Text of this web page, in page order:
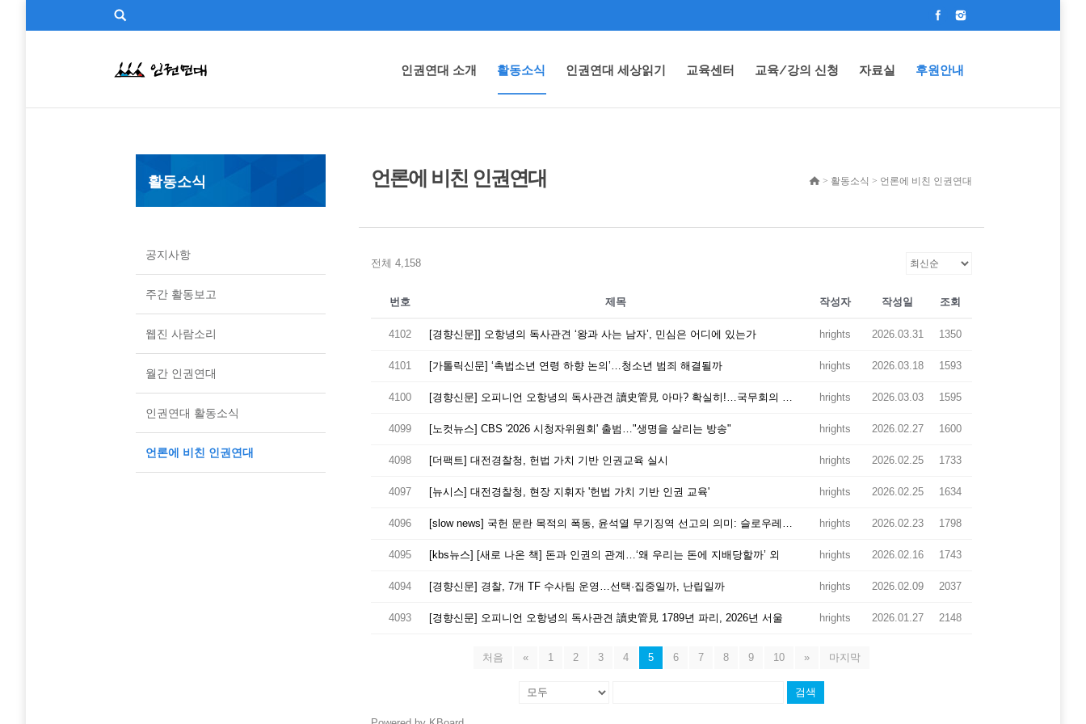
인권연대 소개 활동소식 인권연대 세상읽기 교육센터 교육/강의 신청 자료실 후원안내
활동소식
공지사항
주간 활동보고
웹진 사람소리
월간 인권연대
인권연대 활동소식
언론에 비친 인권연대
언론에 비친 인권연대 > 활동소식 > 언론에 비친 인권연대
전체 4,158
번호 제목 작성자 작성일 조회
4102 [경향신문]] 오항녕의 독사관견 ‘왕과 사는 남자’, 민심은 어디에 있는가 hrights 2026.03.31 1350
4101 [가톨릭신문] ‘촉법소년 연령 하향 논의’…청소년 범죄 해결될까 hrights 2026.03.18 1593
4100 [경향신문] 오피니언 오항녕의 독사관견 讀史管見 아마? 확실히!…국무회의 생중계라는 당대사 hrights 2026.03.03 1595
4099 [노컷뉴스] CBS '2026 시청자위원회' 출범…"생명을 살리는 방송" hrights 2026.02.27 1600
4098 [더팩트] 대전경찰청, 헌법 가치 기반 인권교육 실시 hrights 2026.02.25 1733
4097 [뉴시스] 대전경찰청, 현장 지휘자 '헌법 가치 기반 인권 교육' hrights 2026.02.25 1634
4096 [slow news] 국헌 문란 목적의 폭동, 윤석열 무기징역 선고의 의미: 슬로우레터 2월20일. hrights 2026.02.23 1798
4095 [kbs뉴스] [새로 나온 책] 돈과 인권의 관계…‘왜 우리는 돈에 지배당할까’ 외 hrights 2026.02.16 1743
4094 [경향신문] 경찰, 7개 TF 수사팀 운영…선택·집중일까, 난립일까 hrights 2026.02.09 2037
4093 [경향신문] 오피니언 오항녕의 독사관견 讀史管見 1789년 파리, 2026년 서울 hrights 2026.01.27 2148
처음 « 1 2 3 4 5 6 7 8 9 10 » 마지막
검색